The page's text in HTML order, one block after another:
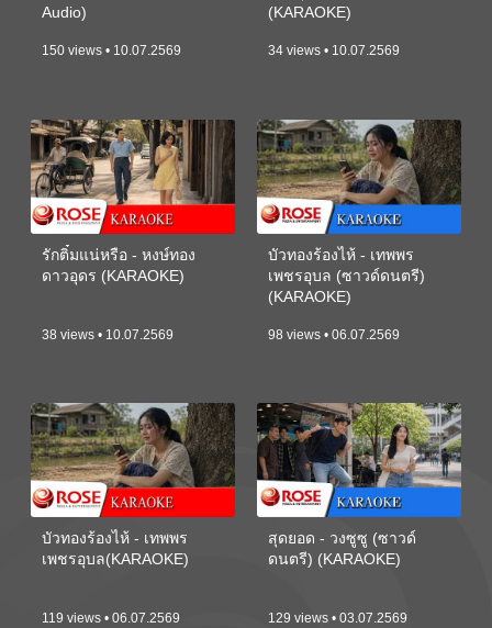
Audio)
150 views • 10.07.2569
(KARAOKE)
34 views • 10.07.2569
รักติ๋มแน่หรือ - หงษ์ทอง
ดาวอุดร (KARAOKE)
38 views • 10.07.2569
บัวทองร้องไห้ - เทพพร
เพชรอุบล (ซาวด์ดนตรี)
(KARAOKE)
98 views • 06.07.2569
บัวทองร้องไห้ - เทพพร
เพชรอุบล(KARAOKE)
119 views • 06.07.2569
สุดยอด - วงซูซู (ซาวด์
ดนตรี) (KARAOKE)
129 views • 03.07.2569